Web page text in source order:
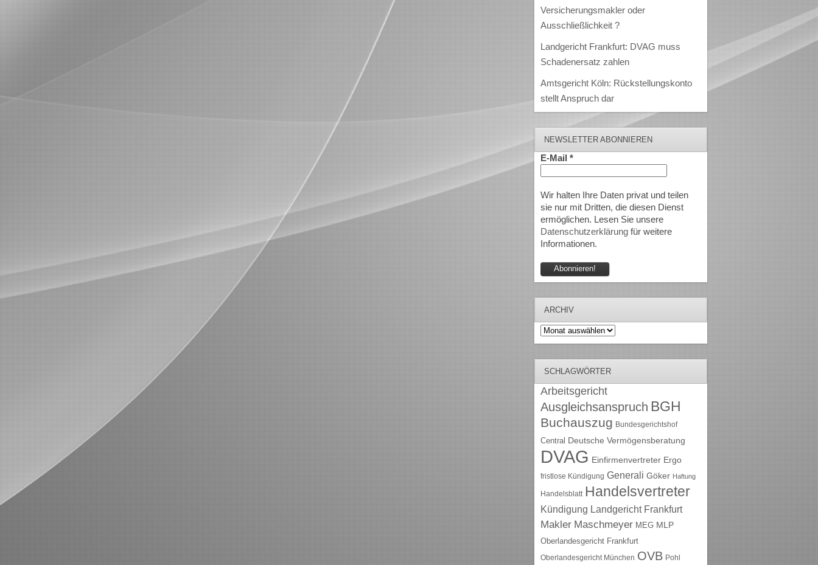
Versicherungsmakler oder
Ausschließlichkeit ?
Landgericht Frankfurt: DVAG muss
Schadenersatz zahlen
Amtsgericht Köln: Rückstellungskonto
stellt Anspruch dar
NEWSLETTER ABONNIEREN
E-Mail *
Wir halten Ihre Daten privat und teilen
sie nur mit Dritten, die diesen Dienst
ermöglichen. Lesen Sie unsere
Datenschutzerklärungfür weitere
Informationen.
ARCHIV
Archiv
SCHLAGWÖRTER
Arbeitsgericht
Ausgleichsanspruch BGH
Buchauszug Bundesgerichtshof
Central Deutsche Vermögensberatung
DVAG Einfirmenvertreter Ergo
fristlose Kündigung Generali Göker Haftung
Handelsblatt Handelsvertreter
Kündigung Landgericht Frankfurt
Makler Maschmeyer MEG MLP
Oberlandesgericht Frankfurt
Oberlandesgericht München OVB Pohl